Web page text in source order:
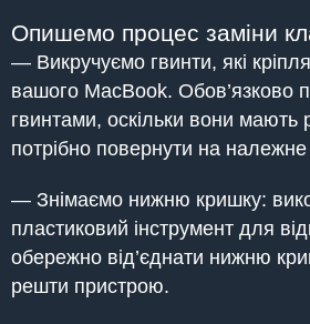
Опишемо процес заміни
— Викручуємо гвинти, які
вашого MacBook. Обов’язково
гвинтами, оскільки вони мають
потрібно повернути на належне
— Знімаємо нижню кришку:
пластиковий інструмент для
обережно від’єднати нижню
решти пристрою.